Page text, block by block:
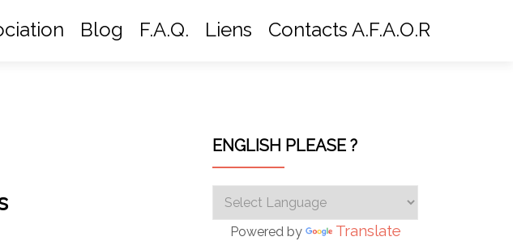
Blog F.A.Q. Liens Contacts A.F.A.O.R
ENGLISH PLEASE ?
Powered by Translate